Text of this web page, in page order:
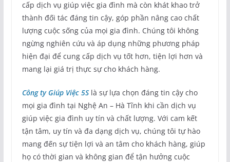
cấp dịch vụ giúp việc gia đình mà còn khát khao trở
thành đối tác đáng tin cậy, góp phần nâng cao chất
lượng cuộc sống của mọi gia đình. Chúng tôi không
ngừng nghiên cứu và áp dụng những phương pháp
hiện đại để cung cấp dịch vụ tốt hơn, tiện lợi hơn và
mang lại giá trị thực sự cho khách hàng.
Công ty Giúp Việc 5Slà sự lựa chọn đáng tin cậy cho
mọi gia đình tại Nghệ An – Hà Tĩnh khi cần dịch vụ
giúp việc gia đình uy tín và chất lượng. Với cam kết
tận tâm, uy tín và đa dạng dịch vụ, chúng tôi tự hào
mang đến sự tiện lợi và an tâm cho khách hàng, giúp
họ có thời gian và không gian để tận hưởng cuộc